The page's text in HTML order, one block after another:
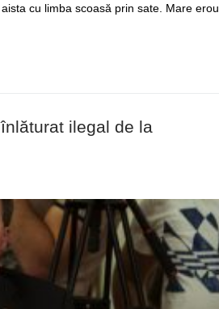
cu limba scoasă prin sate. Mare erou.
ilegal de la